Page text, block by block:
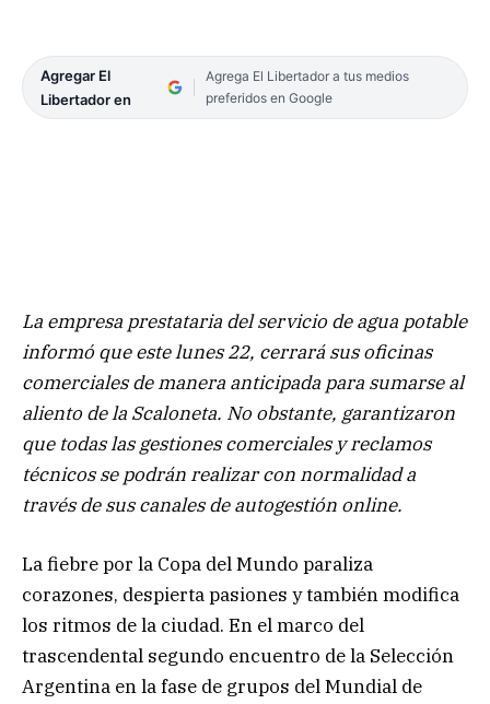
Agregar El
Libertador en
Agrega El Libertador a tus medios
preferidos en Google
La empresa prestataria del servicio de agua potable
informó que este lunes 22, cerrará sus oficinas
comerciales de manera anticipada para sumarse al
aliento de la Scaloneta. No obstante, garantizaron
que todas las gestiones comerciales y reclamos
técnicos se podrán realizar con normalidad a
través de sus canales de autogestión online.
La fiebre por la Copa del Mundo paraliza
corazones, despierta pasiones y también modifica
los ritmos de la ciudad. En el marco del
trascendental segundo encuentro de la Selección
Argentina en la fase de grupos del Mundial de